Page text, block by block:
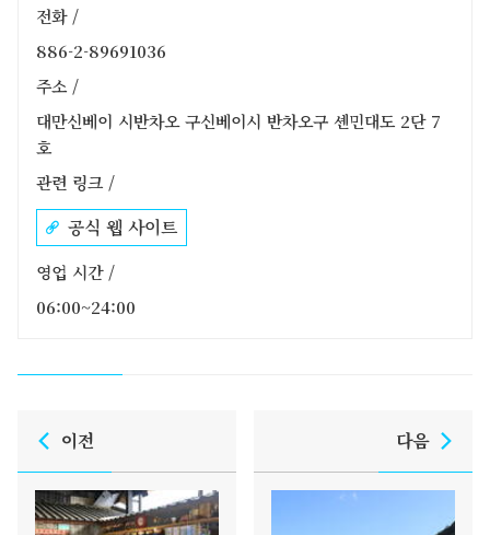
전화 /
886-2-89691036
주소 /
대만신베이 시반차오 구신베이시 반차오구 셴민대도 2단 7
호
관련 링크 /
공식 웹 사이트
영업 시간 /
06:00~24:00
이전 다음